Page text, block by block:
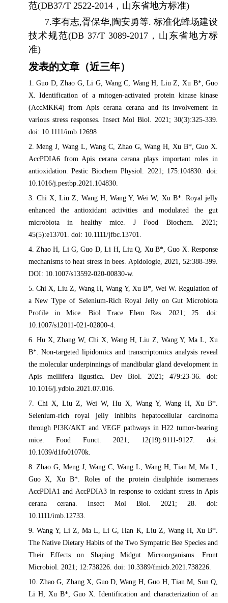
范(DB37/T 2522-2014，山东省地方标准)
7.李有志,胥保华, 陶安勇等.标准化蜂场建设
技术规范(DB 37/T 3089-2017，山东省地方标
准)
发表的文章（近三年）
1. Guo D, Zhao G, Li G, Wang C, Wang H, Liu Z, Xu B*, Guo
X. Identification of a mitogen-activated protein kinase kinase
(AccMKK4) from Apis cerana cerana and its involvement in
various stress responses. Insect Mol Biol. 2021; 30(3):325-339.
doi: 10.1111/imb.12698
2. Meng J, Wang L, Wang C, Zhao G, Wang H, Xu B*, Guo X.
AccPDIA6 from Apis cerana cerana plays important roles in
antioxidation. Pestic Biochem Physiol. 2021; 175:104830. doi:
10.1016/j.pestbp.2021.104830.
3. Chi X, Liu Z, Wang H, Wang Y, Wei W, Xu B*. Royal jelly
enhanced the antioxidant activities and modulated the gut
microbiota in healthy mice. J Food Biochem. 2021;
45(5):e13701. doi: 10.1111/jfbc.13701.
4. Zhao H, Li G, Guo D, Li H, Liu Q, Xu B*, Guo X. Response
mechanisms to heat stress in bees. Apidologie, 2021, 52:388-399.
DOI: 10.1007/s13592-020-00830-w.
5. Chi X, Liu Z, Wang H, Wang Y, Xu B*, Wei W. Regulation of
a New Type of Selenium-Rich Royal Jelly on Gut Microbiota
Profile in Mice. Biol Trace Elem Res. 2021; 25. doi:
10.1007/s12011-021-02800-4.
6. Hu X, Zhang W, Chi X, Wang H, Liu Z, Wang Y, Ma L, Xu
B*. Non-targeted lipidomics and transcriptomics analysis reveal
the molecular underpinnings of mandibular gland development in
Apis mellifera ligustica. Dev Biol. 2021; 479:23-36. doi:
10.1016/j.ydbio.2021.07.016.
7. Chi X, Liu Z, Wei W, Hu X, Wang Y, Wang H, Xu B*.
Selenium-rich royal jelly inhibits hepatocellular carcinoma
through PI3K/AKT and VEGF pathways in H22 tumor-bearing
mice. Food Funct. 2021; 12(19):9111-9127. doi:
10.1039/d1fo01070k.
8. Zhao G, Meng J, Wang C, Wang L, Wang H, Tian M, Ma L,
Guo X, Xu B*. Roles of the protein disulphide isomerases
AccPDIA1 and AccPDIA3 in response to oxidant stress in Apis
cerana cerana. Insect Mol Biol. 2021; 28. doi:
10.1111/imb.12733.
9. Wang Y, Li Z, Ma L, Li G, Han K, Liu Z, Wang H, Xu B*.
The Native Dietary Habits of the Two Sympatric Bee Species and
Their Effects on Shaping Midgut Microorganisms. Front
Microbiol. 2021; 12:738226. doi: 10.3389/fmicb.2021.738226.
10. Zhao G, Zhang X, Guo D, Wang H, Guo H, Tian M, Sun Q,
Li H, Xu B*, Guo X. Identification and characterization of an